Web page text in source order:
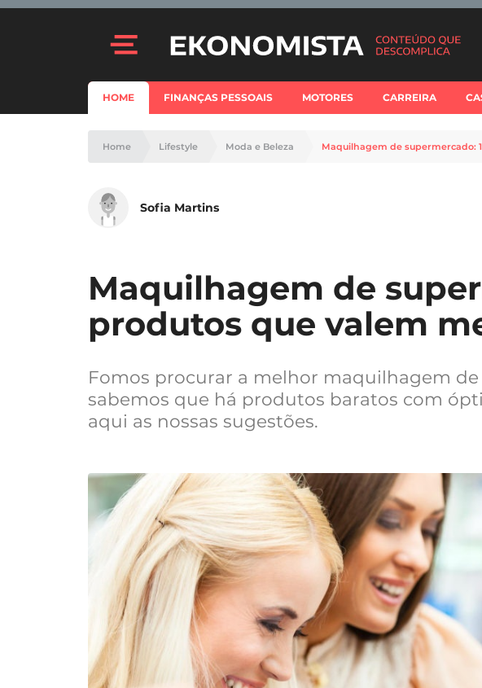
HOME FINANÇAS PESSOAIS MOTORES CARREIRA
Home Lifestyle Moda e Beleza Maquilhagem de supermercado:
Sofia Martins
Maquilhagem de
produtos que valem
Fomos procurar a melhor maquilhagem
sabemos que há produtos baratos com
aqui as nossas sugestões.